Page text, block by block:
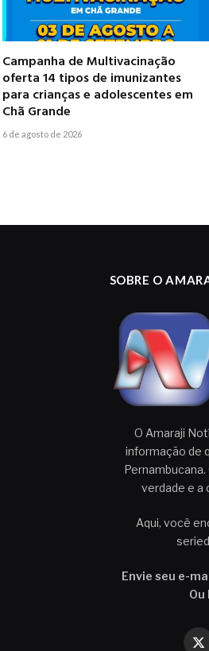
Campanha de Multivacinação
oferta 14 tipos de imunizantes
para crianças e adolescentes em
Chã Grande
6 de agosto de 2026
SOBRE O
O Amaraji
informação de
verdade e a
Aqui, você
Envie seu e-
Ou